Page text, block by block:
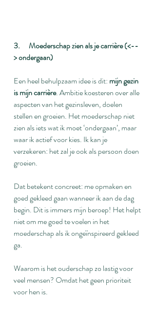
3.      Moederschap zien als je carrière (<--
> ondergaan)
Een heel behulpzaam idee is dit: mijn gezin
is mijn carrière. Ambitie koesteren over alle
aspecten van het gezinsleven, doelen
stellen en groeien. Het moederschap niet
zien als iets wat ik moet ‘ondergaan’, maar
waar ik actief voor kies. Ik kan je
verzekeren: het zal je ook als persoon doen
groeien.
Dat betekent concreet: me opmaken en
goed gekleed gaan wanneer ik aan de dag
begin. Dit is immers mijn beroep! Het helpt
niet om me goed te voelen in het
moederschap als ik ongeïnspireerd gekleed
ga.
Waarom is het ouderschap zo lastig voor
veel mensen? Omdat het geen prioriteit
voor hen is.